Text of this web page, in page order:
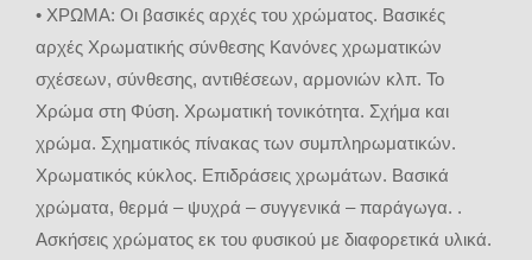
• ΧΡΩΜΑ: Οι βασικές αρχές του χρώματος. Βασικές
αρχές Χρωματικής σύνθεσης Κανόνες χρωματικών
σχέσεων, σύνθεσης, αντιθέσεων, αρμονιών κλπ. Το
Χρώμα στη Φύση. Χρωματική τονικότητα. Σχήμα και
χρώμα. Σχηματικός πίνακας των συμπληρωματικών.
Χρωματικός κύκλος. Επιδράσεις χρωμάτων. Βασικά
χρώματα, θερμά – ψυχρά – συγγενικά – παράγωγα. .
Ασκήσεις χρώματος εκ του φυσικού με διαφορετικά υλικά.